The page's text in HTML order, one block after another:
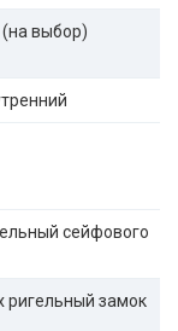
выбор)
сейфового
ригельный замок